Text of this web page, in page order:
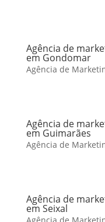
Agência de
em Gondomar
Agência de
Agência de
em Guimarães
Agência de
Agência de
em Seixal